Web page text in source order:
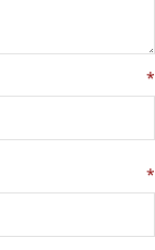
*
*